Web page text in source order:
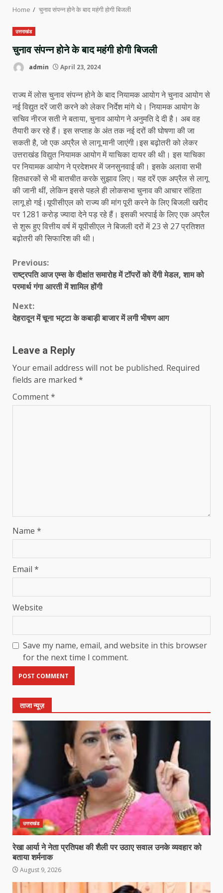
Home चुनाव संपन्न होने के बाद महंगी होगी बिजली
उत्तराखंड
चुनाव संपन्न होने के बाद महंगी होगी बिजली
admin April 23, 2024
राज्य में लोस चुनाव संपन्न होने के बाद नियामक आयोग ने चुनाव आयोग से
नई विद्युत दरें जारी करने को लेकर निर्देश मांगे थे। नियामक आयोग के
सचिव नीरज सती ने बताया, चुनाव आयोग ने अनुमति दे दी है। अब वह
तैयारी कर रहे हैं। इस सप्ताह के अंत तक नई दरों की घोषणा की जा
सकती है, जो एक अप्रैल से लागू मानी जाएंगी।इस बढ़ोतरी को लेकर
उत्तराखंड विद्युत नियामक आयोग में याचिका दायर की थी। इस याचिका
पर नियामक आयोग ने प्रदेशभर में जनसुनवाई की। इसके अलावा सभी
हितधारकों से भी बातचीत करके सुझाव लिए। यह दरें एक अप्रैल से लागू
की जानी थीं, लेकिन इससे पहले ही लोकसभा चुनाव की आचार संहिता
लागू हो गई।यूपीसीएल को राज्य की मांग पूरी करने के लिए बिजली खरीद
पर 1281 करोड़ ज्यादा देने पड़ रहे हैं। इसकी भरपाई के लिए एक अप्रैल
से शुरू हुए वित्तीय वर्ष में यूपीसीएल ने बिजली दरों में 23 से 27 प्रतिशत
बढ़ोतरी की सिफारिश की थी।
Continue
Reading
Previous:
राष्ट्रपति आज एम्स के दीक्षांत समारोह में टॉपरों को देंगी मेडल, शाम को
परमार्थ गंगा आरती में शामिल होंगी
Next:
देहरादून में चूना भट्टा के कबाड़ी बाजार में लगी भीषण आग
Leave a Reply
Your email address will not be published. Required
fields are marked *
Comment*
Name *
Email *
Website
Save my name, email, and website in this browser
for the next time I comment.
ताजा न्यूज़
उत्तराखंड
रेखा आर्या ने नेता प्रतिपक्ष की शैली पर उठाए सवाल उनके व्यवहार को
बताया शर्मनाक
August 9, 2026